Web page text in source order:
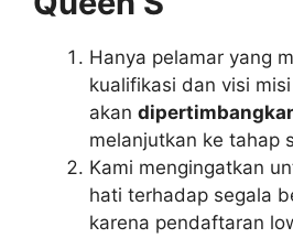
Hanya pelamar yang
kualifikasi dan visi
akan
melanjutkan ke tahap
Kami mengingatkan
hati terhadap segala
karena pendaftaran